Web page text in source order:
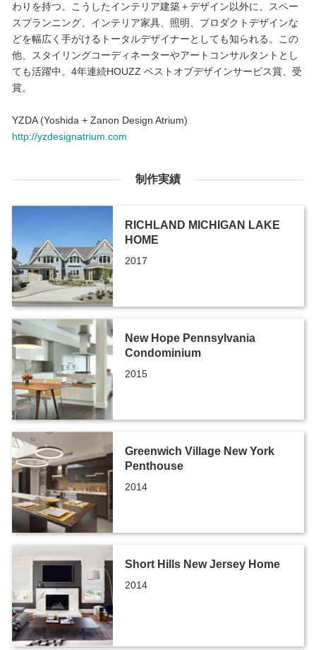
わりを持つ。こうしたインテリア建築＋デザイン以外に、スペー
スプランニング、インテリア家具、照明、プロダクトデザインな
どを幅広く手がけるトータルデザイナーとしても知られる。この
他、スタイリングコーディネーターやアートコンサルタントとし
ても活躍中。4年連続HOUZZ ベストオブデザインサービス賞、受
賞。
YZDA (Yoshida + Zanon Design Atrium)
http://yzdesignatrium.com
制作実績
RICHLAND MICHIGAN LAKE
HOME
2017
New Hope Pennsylvania
Condominium
2015
Greenwich Village New York
Penthouse
2014
Short Hills New Jersey Home
2014